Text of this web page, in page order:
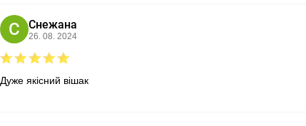
С Снежана
26. 08. 2024
Дуже якісний вішак